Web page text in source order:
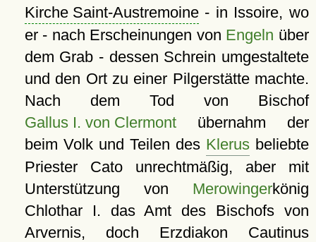
Kirche Saint-Austremoine- in Issoire, wo
er - nach Erscheinungen von Engeln über
dem Grab - dessen Schrein umgestaltete
und den Ort zu einer Pilgerstätte machte.
Nach dem Tod von Bischof
Gallus I. von Clermontübernahm der
beim Volk und Teilen des Klerusbeliebte
Priester Cato unrechtmäßig, aber mit
Unterstützung von Merowingerkönig
Chlothar I. das Amt des Bischofs von
Arvernis, doch Erzdiakon Cautinus